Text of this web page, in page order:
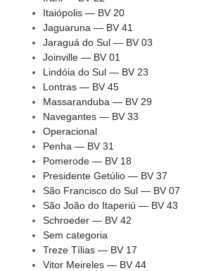
Itaiópolis — BV 20
Jaguaruna — BV 41
Jaraguá do Sul — BV 03
Joinville — BV 01
Lindóia do Sul — BV 23
Lontras — BV 45
Massaranduba — BV 29
Navegantes — BV 33
Operacional
Penha — BV 31
Pomerode — BV 18
Presidente Getúlio — BV 37
São Francisco do Sul — BV 07
São João do Itaperiú — BV 43
Schroeder — BV 42
Sem categoria
Treze Tílias — BV 17
Vitor Meireles — BV 44